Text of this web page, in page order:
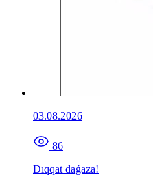
03.08.2026
86
Dıqqat daǵaza!